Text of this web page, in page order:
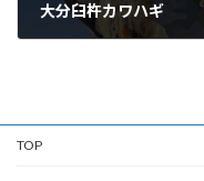
大分臼杵カワハギ
TOP